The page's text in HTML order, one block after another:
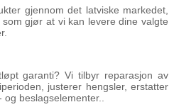
gjennom det latviske markedet,
gjør at vi kan levere dine valgte
garanti? Vi tilbyr reparasjon av
justerer hengsler, erstatter
beslagselementer..